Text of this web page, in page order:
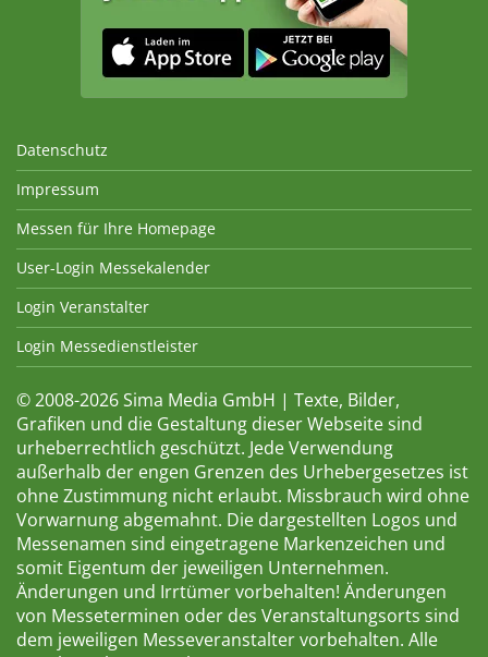
Datenschutz
Impressum
Messen für Ihre Homepage
User-Login Messekalender
Login Veranstalter
Login Messedienstleister
© 2008-2026 Sima Media GmbH | Texte, Bilder,
Grafiken und die Gestaltung dieser Webseite sind
urheberrechtlich geschützt. Jede Verwendung
außerhalb der engen Grenzen des Urhebergesetzes ist
ohne Zustimmung nicht erlaubt. Missbrauch wird ohne
Vorwarnung abgemahnt. Die dargestellten Logos und
Messenamen sind eingetragene Markenzeichen und
somit Eigentum der jeweiligen Unternehmen.
Änderungen und Irrtümer vorbehalten! Änderungen
von Messeterminen oder des Veranstaltungsorts sind
dem jeweiligen Messeveranstalter vorbehalten. Alle